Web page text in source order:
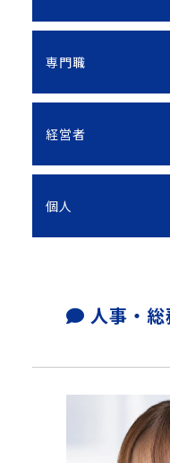
専門職
経営者
個人
人事・